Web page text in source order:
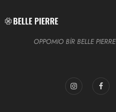
OPPOMIO BİR BELLE